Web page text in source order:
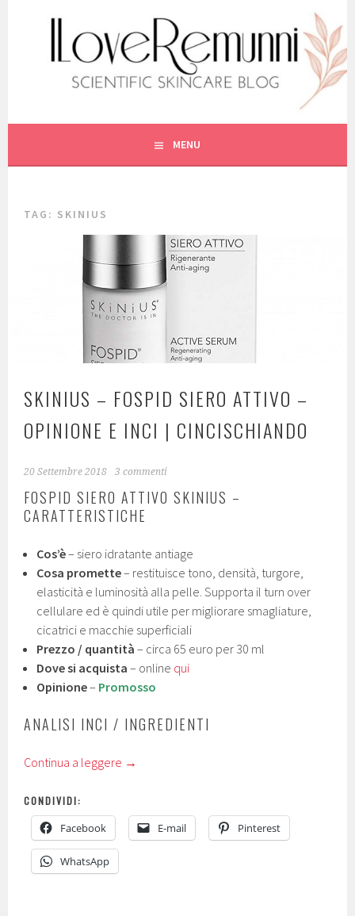
ILOVEREMUNNI
SCIENTIFIC SKINCARE
MENU
TAG: SKINIUS
SKINIUS – FOSPID SIERO ATTIVO –
OPINIONE E INCI | CINCISCHIANDO
20 Settembre 2018 3 commenti
FOSPID SIERO ATTIVO SKINIUS –
CARATTERISTICHE
Cos’è– siero idratante antiage
Cosa promette– restituisce tono, densità, turgore,
elasticità e luminosità alla pelle. Supporta il turn over
cellulare ed è quindi utile per migliorare smagliature,
cicatrici e macchie superficiali
Prezzo / quantità– circa 65 euro per 30 ml
Dove si acquista – online qui
Opinione– Promosso
ANALISI INCI / INGREDIENTI
Continua a leggere →
CONDIVIDI:
Facebook E-mail Pinterest
WhatsApp